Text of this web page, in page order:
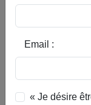
Email :
« Je désire